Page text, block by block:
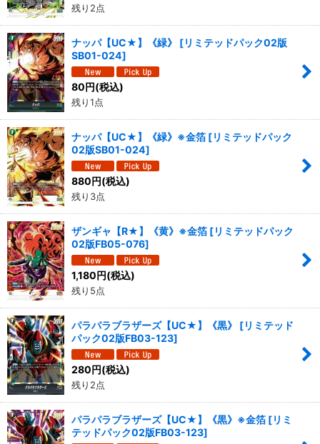
残り2点
ナッパ【UC★】《緑》 [リミテッドパック02版
SB01-024]
80円(税込)
残り1点
ナッパ【UC★】《緑》※金箔 [リミテッドパック
02版SB01-024]
880円(税込)
残り3点
ザンギャ【R★】《黄》※金箔 [リミテッドパック
02版FB05-076]
1,180円(税込)
残り5点
パラパラブラザーズ【UC★】《黒》 [リミテッド
パック02版FB03-123]
280円(税込)
残り2点
パラパラブラザーズ【UC★】《黒》※金箔 [リミ
テッドパック02版FB03-123]